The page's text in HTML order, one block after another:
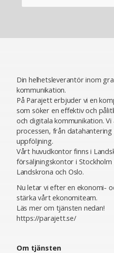
Din helhetsleverantör inom
kommunikation.
På Parajett erbjuder vi en
som söker en effektiv och
och digitala kommunikation.
processen, från datahantering
uppföljning.
Vårt huvudkontor finns i
försäljningskontor i Stockholm
Landskrona och Oslo.
Nu letar vi efter en ekonomi-
stärka vårt ekonomiteam.
Läs mer om tjänsten nedan!
https://parajett.se/
Om tjänsten